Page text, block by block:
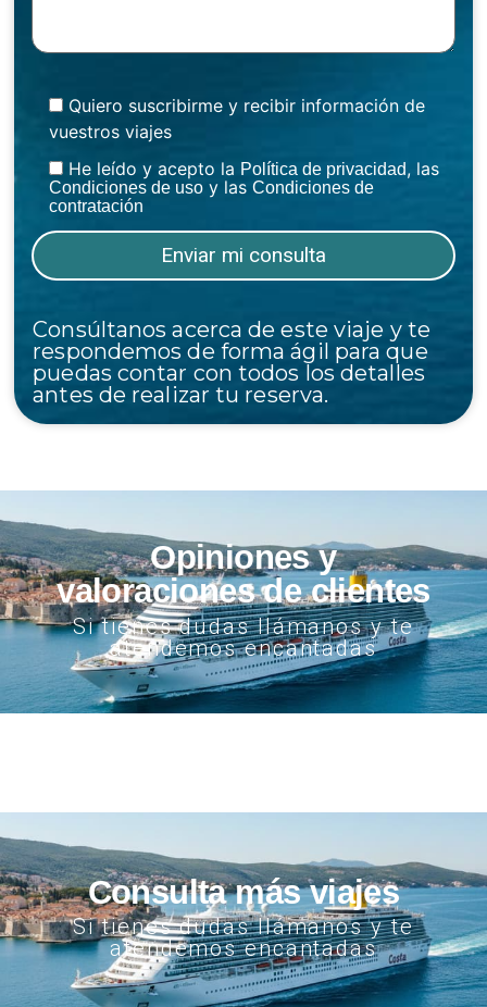
Quiero suscribirme y recibir información de
vuestros viajes
He leído y acepto la Política de privacidad , las
Condiciones de uso y lasCondiciones de
contratación
Consúltanos acerca de este viaje y te
respondemos de forma ágil para que
puedas contar con todos los detalles
antes de realizar tu reserva.
Opiniones y
valoraciones de clientes
Si tienes dudas llámanos y te
atendemos encantadas
Consulta más viajes
Si tienes dudas llámanos y te
atendemos encantadas